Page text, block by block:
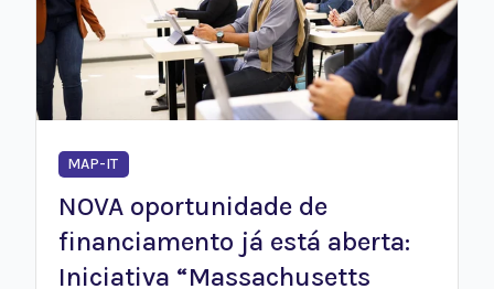
MAP-IT
NOVA oportunidade de
financiamento já está aberta:
Iniciativa “Massachusetts